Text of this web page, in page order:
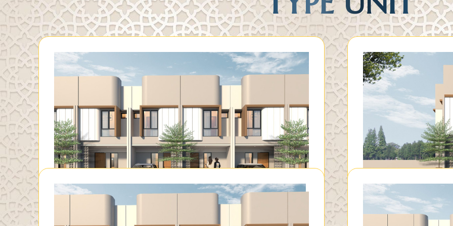
TYPE EMERALD
Show Unit